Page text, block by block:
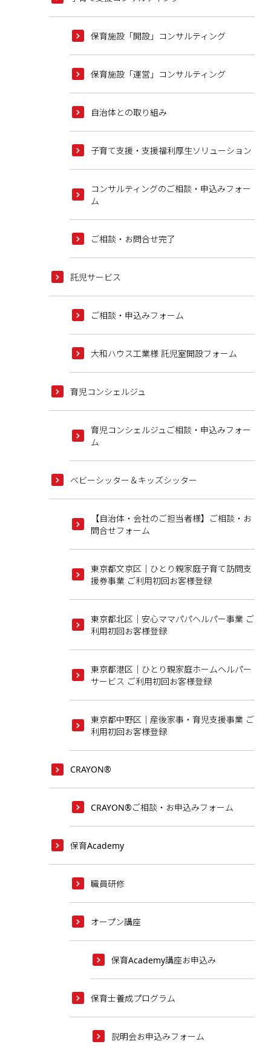
保育施設「開設」コンサルティング
保育施設「運営」コンサルティング
自治体との取り組み
子育て支援・支援福利厚生ソリューション
コンサルティングのご相談・申込みフォー
ム
ご相談・お問合せ完了
託児サービス
ご相談・申込みフォーム
大和ハウス工業様 託児室開設フォーム
育児コンシェルジュ
育児コンシェルジュご相談・申込みフォー
ム
ベビーシッター＆キッズシッター
【⾃治体・会社のご担当者様】ご相談・お
問合せフォーム
東京都文京区｜ひとり親家庭子育て訪問支
援券事業 ご利用初回お客様登録
東京都北区｜安心ママパパヘルパー事業 ご
利用初回お客様登録
東京都港区｜ひとり親家庭ホームヘルパー
サービス ご利用初回お客様登録
東京都中野区｜産後家事・育児支援事業 ご
利用初回お客様登録
CRAYON®
CRAYON®ご相談・お申込みフォーム
保育Academy
職員研修
オープン講座
保育Academy講座お申込み
保育士養成プログラム
説明会お申込みフォーム